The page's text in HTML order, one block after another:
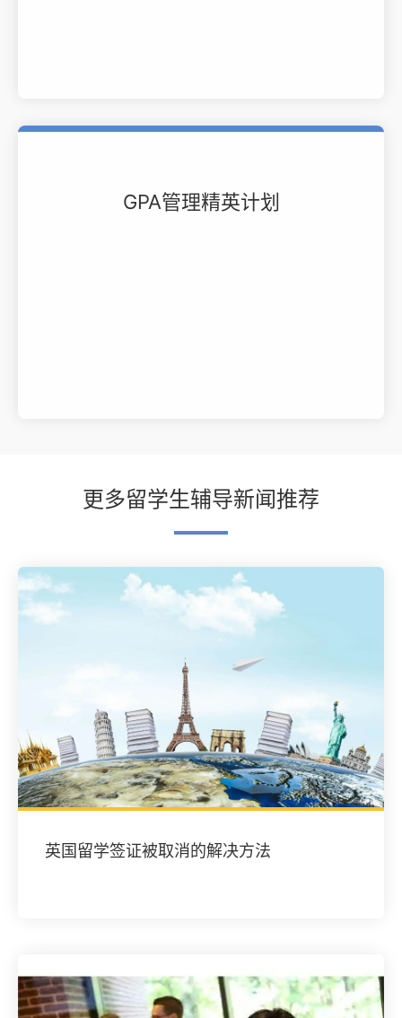
GPA管理精英计划
更多留学生辅导新闻推荐
英国留学签证被取消的解决方法